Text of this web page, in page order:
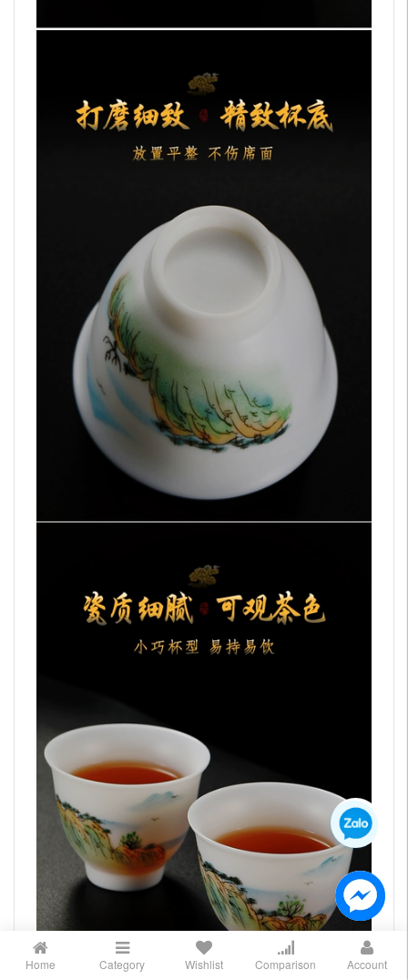
Home Category Wishlist Comparison Account